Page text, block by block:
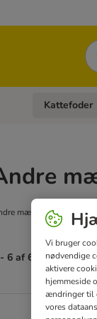
Søg
Åben
Kattefoder
mærker
6 af 6 resultater
Vi bruger
nødvendige
aktivere
hjemmeside
ændringer til
vores